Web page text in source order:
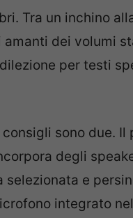
Tra un inchino
dei volumi
per testi
sono due. Il
degli
selezionata e
integrato